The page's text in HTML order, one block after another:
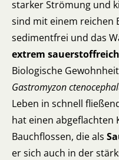
starker Strömung und
sind mit einem reichen
sedimentfrei und das
extrem sauerstoffreich
Biologische
Gastromyzon
Leben in schnell
hat einen
Bauchflossen, die als
er sich auch in der